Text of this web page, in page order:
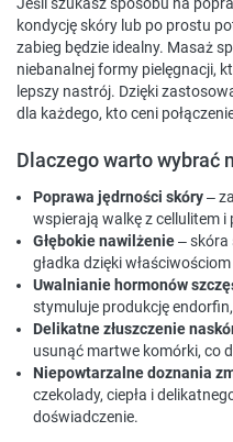
kondycję skóry lub po prostu
zabieg będzie idealny. Masaż
niebanalnej formy pielęgnacji,
lepszy nastrój. Dzięki
dla każdego, kto ceni
Dlaczego warto wybrać
Poprawa jędrności skóry–
wspierają walkę z cellulitem
Głębokie nawilżenie– skóra
gładka dzięki
Uwalnianie hormonów
stymuluje produkcję
Delikatne złuszczenie
usunąć martwe komórki, co
Niepowtarzalne doznania
czekolady, ciepła i
doświadczenie.